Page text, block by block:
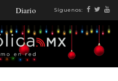
Diario Síguenos: